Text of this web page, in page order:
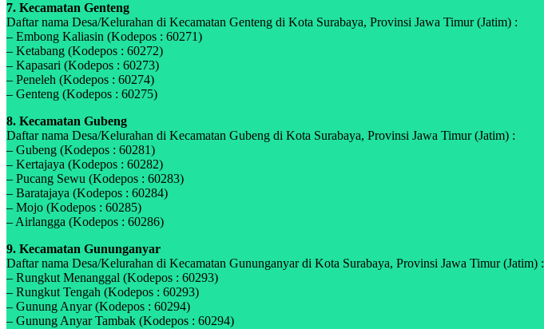
7. Kecamatan Genteng
Daftar nama Desa/Kelurahan di Kecamatan Genteng di Kota Surabaya, Provinsi Jawa Timur (Jatim) :
– Embong Kaliasin (Kodepos : 60271)
– Ketabang (Kodepos : 60272)
– Kapasari (Kodepos : 60273)
– Peneleh (Kodepos : 60274)
– Genteng (Kodepos : 60275)
8. Kecamatan Gubeng
Daftar nama Desa/Kelurahan di Kecamatan Gubeng di Kota Surabaya, Provinsi Jawa Timur (Jatim) :
– Gubeng (Kodepos : 60281)
– Kertajaya (Kodepos : 60282)
– Pucang Sewu (Kodepos : 60283)
– Baratajaya (Kodepos : 60284)
– Mojo (Kodepos : 60285)
– Airlangga (Kodepos : 60286)
9. Kecamatan Gununganyar
Daftar nama Desa/Kelurahan di Kecamatan Gununganyar di Kota Surabaya, Provinsi Jawa Timur (Jatim) :
– Rungkut Menanggal (Kodepos : 60293)
– Rungkut Tengah (Kodepos : 60293)
– Gunung Anyar (Kodepos : 60294)
– Gunung Anyar Tambak (Kodepos : 60294)